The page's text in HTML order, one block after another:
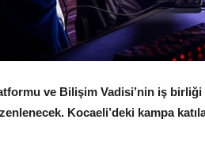
ve Bilişim Vadisi’nin iş
Kocaeli’deki kampa